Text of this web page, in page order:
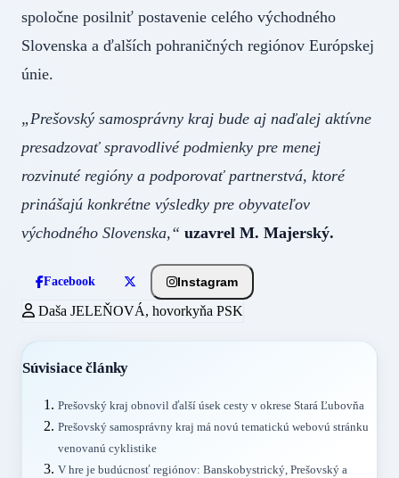
spoločne posilniť postavenie celého východného
Slovenska a ďalších pohraničných regiónov Európskej
únie.
„Prešovský samosprávny kraj bude aj naďalej aktívne
presadzovať spravodlivé podmienky pre menej
rozvinuté regióny a podporovať partnerstvá, ktoré
prinášajú konkrétne výsledky pre obyvateľov
východného Slovenska,“ uzavrel M. Majerský.
Facebook Instagram
Daša JELEŇOVÁ, hovorkyňa PSK
Súvisiace články
Prešovský kraj obnovil ďalší úsek cesty v okrese Stará Ľubovňa
Prešovský samosprávny kraj má novú tematickú webovú stránku
venovanú cyklistike
V hre je budúcnosť regiónov: Banskobystrický, Prešovský a